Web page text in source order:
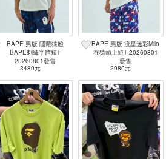
BAPE 男版 隱藏猿臉
BAPE刺繡字體短T
20260801發售
3480元
BAPE 男版 流星迷彩Milo
在猿頭上短T 20260801
發售
2980元